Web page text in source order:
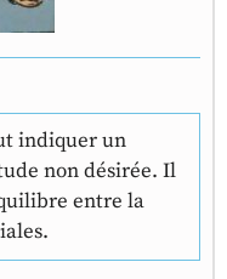
indiquer un
non désirée. Il
entre la